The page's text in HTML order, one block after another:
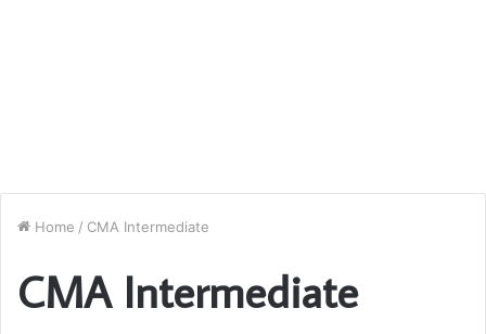
Home / CMA Intermediate
CMA Intermediate